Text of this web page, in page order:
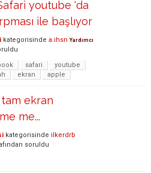
youtube 'da
ile başlıyor
kategorisinde a.ihsn Yardımcı
safari
youtube
ekran apple
ekran
me...
kategorisinde ilkerdrb
soruldu